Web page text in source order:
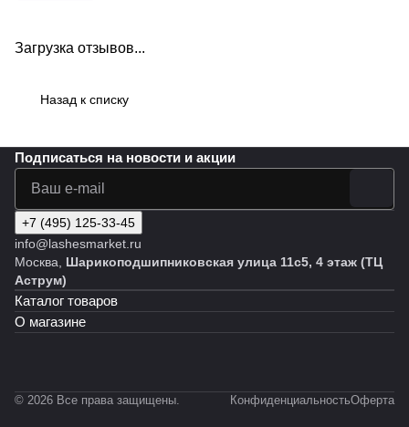
Загрузка отзывов...
Назад к списку
Подписаться на новости и акции
+7 (495) 125-33-45
info@lashesmarket.ru
Москва, Шарикоподшипниковская улица 11с5, 4 этаж (ТЦ
Аструм)
Каталог товаров
О магазине
© 2026 Все права защищены. КонфиденциальностьОферта